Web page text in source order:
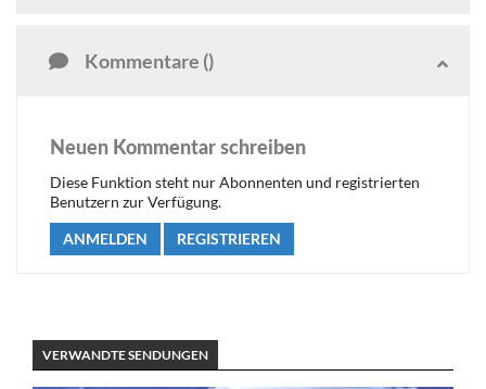
Kommentare ()
Neuen Kommentar schreiben
Diese Funktion steht nur Abonnenten und registrierten
Benutzern zur Verfügung.
ANMELDEN
REGISTRIEREN
VERWANDTE SENDUNGEN